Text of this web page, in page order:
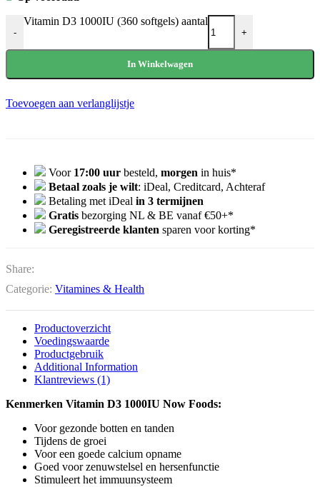
-
Vitamin D3 1000IU (360 softgels) aantal
+
In Winkelwagen
Toevoegen aan verlanglijstje
Voor 17:00 uur besteld, morgen in huis*
Betaal zoals je wilt: iDeal, Creditcard, Achteraf
Betaling met iDeal in 3 termijnen
Gratis bezorging NL & BE vanaf €50+*
Geregistreerde klanten sparen voor korting*
Share:
Categorie: Vitamines & Health
Productoverzicht
Voedingswaarde
Productgebruik
Additional Information
Klantreviews (1)
Kenmerken Vitamin D3 1000IU Now Foods:
Voor gezonde botten en tanden
Tijdens de groei
Voor een goede calcium opname
Goed voor zenuwstelsel en hersenfunctie
Stimuleert het immuunsysteem